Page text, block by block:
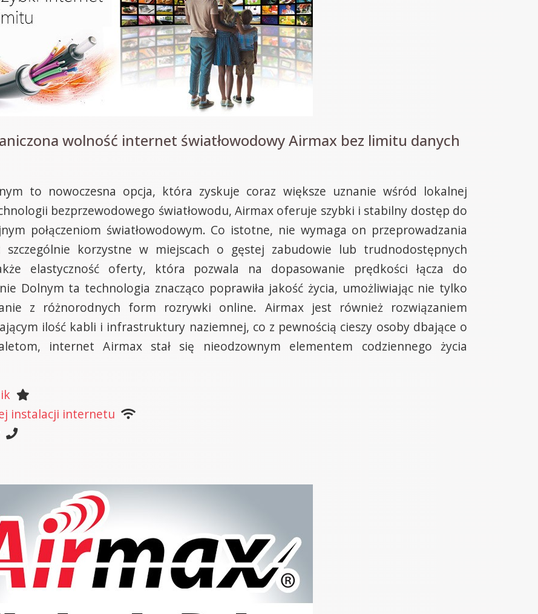
wolność internet światłowodowy Airmax bez limitu danych
to nowoczesna opcja, która zyskuje coraz większe uznanie wśród lokalnej
bezprzewodowego światłowodu, Airmax oferuje szybki i stabilny dostęp do
połączeniom światłowodowym. Co istotne, nie wymaga on przeprowadzania
korzystne w miejscach o gęstej zabudowie lub trudnodostępnych
elastyczność oferty, która pozwala na dopasowanie prędkości łącza do
Dolnym ta technologia znacząco poprawiła jakość życia, umożliwiając nie tylko
z różnorodnych form rozrywki online. Airmax jest również rozwiązaniem
ilość kabli i infrastruktury naziemnej, co z pewnością cieszy osoby dbające o
internet Airmax stał się nieodzownym elementem codziennego życia
instalacji internetu